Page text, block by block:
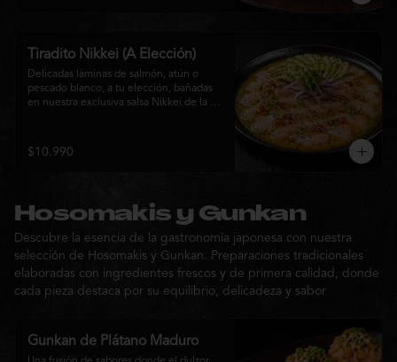
Tiradito Nikkei (A Elección)
Delicadas láminas de salmón, atún o
pescado blanco, a tu elección, bañadas
en nuestra exclusiva salsa Nikkei de la
palta, cebolla morada, ají fresco, brotes y
sésamo, ofreciendo una experiencia
$10.990
Hosomakis y Gunkan
Descubre la esencia de la gastronomía japonesa con nuestra
selección de Hosomakis y Gunkan. Preparaciones tradicionales
elaboradas con ingredientes frescos y de primera calidad, donde
cada pieza destaca por su equilibrio, delicadeza y sabor
Gunkan de Plátano Maduro